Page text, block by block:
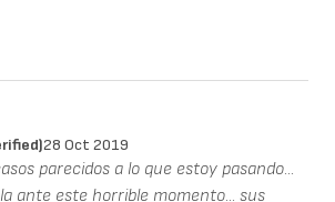
28 Oct 2019
parecidos a lo que estoy pasando...
ante este horrible momento... sus